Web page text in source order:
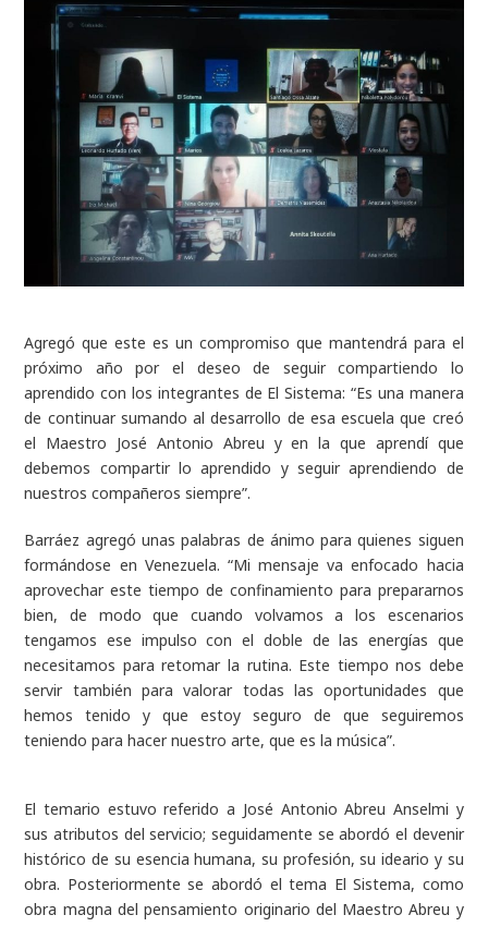
Agregó que este es un compromiso que mantendrá para el
próximo año por el deseo de seguir compartiendo lo
aprendido con los integrantes de El Sistema: “Es una manera
de continuar sumando al desarrollo de esa escuela que creó
el Maestro José Antonio Abreu y en la que aprendí que
debemos compartir lo aprendido y seguir aprendiendo de
nuestros compañeros siempre”.
Barráez agregó unas palabras de ánimo para quienes siguen
formándose en Venezuela. “Mi mensaje va enfocado hacia
aprovechar este tiempo de confinamiento para prepararnos
bien, de modo que cuando volvamos a los escenarios
tengamos ese impulso con el doble de las energías que
necesitamos para retomar la rutina. Este tiempo nos debe
servir también para valorar todas las oportunidades que
hemos tenido y que estoy seguro de que seguiremos
teniendo para hacer nuestro arte, que es la música”.
El temario estuvo referido a José Antonio Abreu Anselmi y
sus atributos del servicio; seguidamente se abordó el devenir
histórico de su esencia humana, su profesión, su ideario y su
obra. Posteriormente se abordó el tema El Sistema, como
obra magna del pensamiento originario del Maestro Abreu y